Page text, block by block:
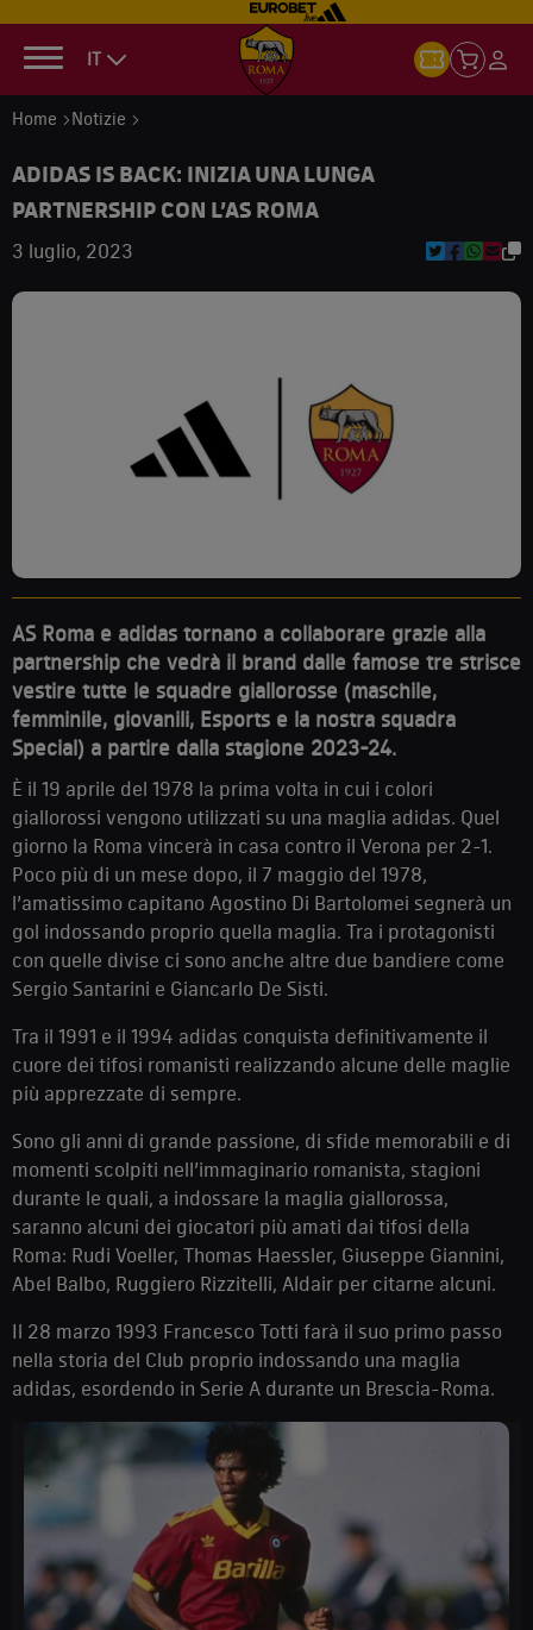
IT
Home Notizie
ADIDAS IS BACK: INIZIA UNA LUNGA
PARTNERSHIP CON L’AS ROMA
3 luglio, 2023
AS Roma e adidas tornano a collaborare grazie alla
partnership che vedrà il brand dalle famose tre strisce
vestire tutte le squadre giallorosse (maschile,
femminile, giovanili, Esports e la nostra squadra
Special) a partire dalla stagione 2023-24.
È il 19 aprile del 1978 la prima volta in cui i colori
giallorossi vengono utilizzati su una maglia adidas. Quel
giorno la Roma vincerà in casa contro il Verona per 2-1.
Poco più di un mese dopo, il 7 maggio del 1978,
l’amatissimo capitano Agostino Di Bartolomei segnerà un
gol indossando proprio quella maglia. Tra i protagonisti
con quelle divise ci sono anche altre due bandiere come
Sergio Santarini e Giancarlo De Sisti.
Tra il 1991 e il 1994 adidas conquista definitivamente il
cuore dei tifosi romanisti realizzando alcune delle maglie
più apprezzate di sempre.
Sono gli anni di grande passione, di sfide memorabili e di
momenti scolpiti nell’immaginario romanista, stagioni
durante le quali, a indossare la maglia giallorossa,
saranno alcuni dei giocatori più amati dai tifosi della
Roma: Rudi Voeller, Thomas Haessler, Giuseppe Giannini,
Abel Balbo, Ruggiero Rizzitelli, Aldair per citarne alcuni.
Il 28 marzo 1993 Francesco Totti farà il suo primo passo
nella storia del Club proprio indossando una maglia
adidas, esordendo in Serie A durante un Brescia-Roma.